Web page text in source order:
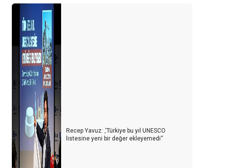
Tüm bunlara Hazır mıyız ?
Turizmde Yeni Dönemin İlk Sinyalleri
TÜRKİYE UCUZ MU PAHALI MI ?
2023 yılında Antalya’ya farklı bir perspektif katacak C
o s m o s
Küresel turizmde Türkiye analizi
Konaklama vergisi nasıl uygulanmalı?
Turizm 4.0 – Turist 5.0
Turizmde geleceğin anahtar kelimesi Denge
Recep Yavuz: ‚‘Türkiye bu yıl UNESCO
listesine yeni bir değer ekleyemedi‘‘